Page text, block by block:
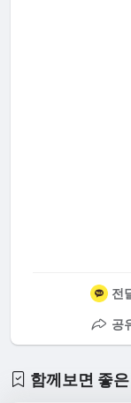
전
공
함께보면 좋